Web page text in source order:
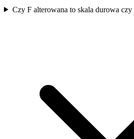
Czy F alterowana to skala durowa